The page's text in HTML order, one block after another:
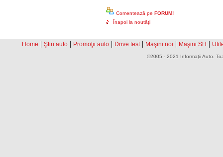
Comentează pe FORUM!
Înapoi la noutăţi
Home | Ştiri auto | Promoţii auto | Drive test | Maşini noi | Maşini SH |
©2005 - 2021 Informaţii Auto.